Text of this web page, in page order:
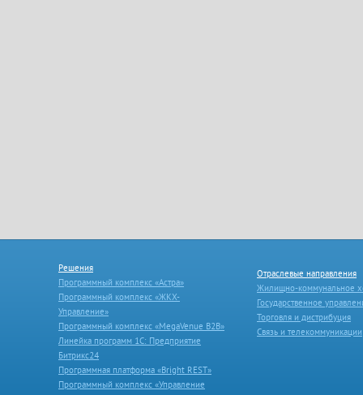
Решения
Программный комплекс «Астра»
Программный комплекс «ЖКХ-
Управление»
Программный комплекс «MegaVenue B2B»
Линейка программ 1С: Предприятие
Битрикс24
Программная платформа «Bright REST»
Программный комплекс «Управление
Отраслевые направления
Жилищно-коммунальное
Государственное
Торговля и дистрибуция
Связь и телекоммуникации